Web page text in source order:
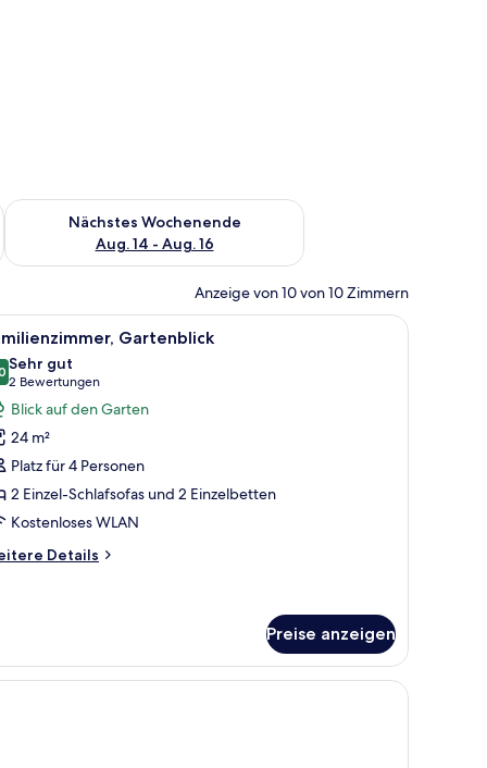
Aug. 7 - Aug. 9.
Nächstes Wochenende
Aug. 14 - Aug. 16
Überprüfe die Verfügbarkeit für nächstes Wochenende, Aug.
Anzeige von 10 von 10 Zimmern
einem Tisch und einem großen Wandbild.Ein überdachter Außenbereich mit Tisch
3 Gartenblick
von 10
Sehr gut
2 Bewertungen
(2
Bewertungen)
Blick auf den Garten
24 m²
Platz für 4 Personen
2 Einzel-Schlafsofas und 2 Einzelbetten
Kostenloses WLAN
Details
Preise anzeigen